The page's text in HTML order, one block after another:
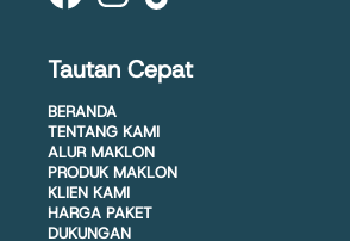
Tautan Cepat
BERANDA
TENTANG KAMI
ALUR MAKLON
PRODUK MAKLON
KLIEN KAMI
HARGA PAKET
DUKUNGAN